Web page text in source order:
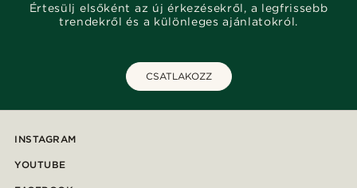
Értesülj elsőként az új érkezésekről, a legfrissebb
trendekről és a különleges ajánlatokról.
CSATLAKOZZ
INSTAGRAM
YOUTUBE